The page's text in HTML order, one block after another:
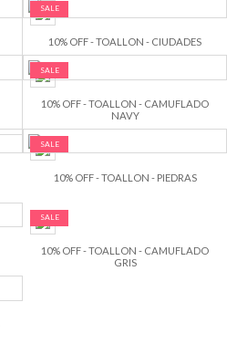
SALE
10% OFF - TOALLON - CIUDADES
SALE
10% OFF - TOALLON - CAMUFLADO
NAVY
SALE
10% OFF - TOALLON - PIEDRAS
SALE
10% OFF - TOALLON - CAMUFLADO
GRIS